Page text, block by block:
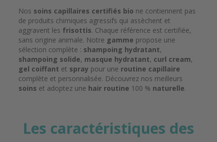
Nos soins capillaires certifiés bio ne contiennent pas
de produits chimiques agressifs qui assèchent et
aggravent les frisottis. Chaque référence est certifiée,
sans origine animale. Notre gamme propose une
sélection complète : shampoing hydratant,
shampoing solide, masque hydratant, curl cream,
gel coiffant et spray pour une routine capillaire
complète et personnalisée. Découvrez nos meilleurs
soins et adoptez une hair routine 100 % naturelle.
Les caractéristiques des